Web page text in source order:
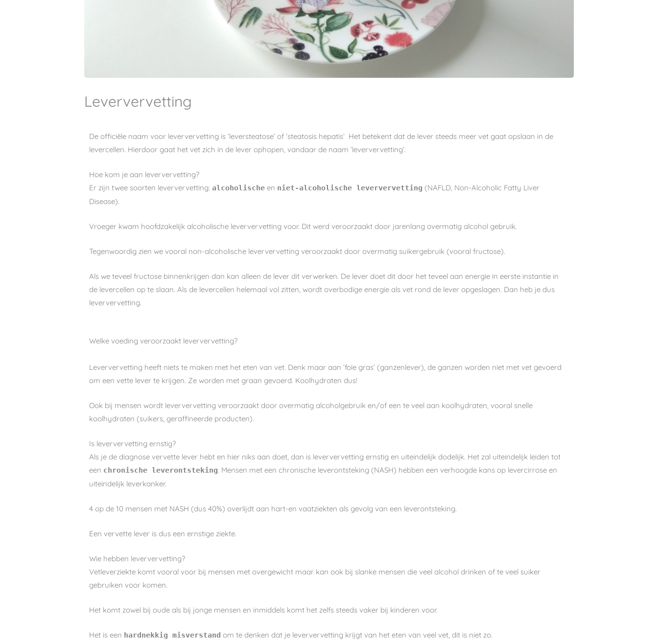
Leververvetting
De officiële naam voor leververvetting is ‘leversteatose’ of ‘steatosis hepatis’ Het betekent dat de lever steeds meer vet gaat opslaan in de
levercellen. Hierdoor gaat het vet zich in de lever ophopen, vandaar de naam ‘leververvetting’.
Hoe kom je aan leververvetting?
Er zijn twee soorten leververvetting:alcoholische en niet-alcoholische leververvetting (NAFLD, Non-Alcoholic Fatty Liver
Disease).
Vroeger kwam hoofdzakelijk alcoholische leververvetting voor. Dit werd veroorzaakt door jarenlang overmatig alcohol gebruik.
Tegenwoordig zien we vooral non-alcoholische leververvetting veroorzaakt door overmatig suikergebruik (vooral fructose).
Als we teveel fructose binnenkrijgen dan kan alleen de lever dit verwerken. De lever doet dit door het teveel aan energie in eerste instantie in
de levercellen op te slaan. Als de levercellen helemaal vol zitten, wordt overbodige energie als vet rond de lever opgeslagen. Dan heb je dus
leververvetting.
Welke voeding veroorzaakt leververvetting?
Leververvetting heeft niets te maken met het eten van vet. Denk maar aan ‘foie gras’ (ganzenlever), de ganzen worden niet met vet gevoerd
om een vette lever te krijgen. Ze worden met graan gevoerd. Koolhydraten dus!
Ook bij mensen wordt leververvetting veroorzaakt door overmatig alcoholgebruik en/of een te veel aan koolhydraten, vooral snelle
koolhydraten (suikers, geraffineerde producten).
Is leververvetting ernstig?
Als je de diagnose vervette lever hebt en hier niks aan doet, dan is leververvetting ernstig en uiteindelijk dodelijk. Het zal uiteindelijk leiden tot
een chronische leverontsteking. Mensen met een chronische leverontsteking (NASH) hebben een verhoogde kans op levercirrose en
uiteindelijk leverkanker.
4 op de 10 mensen met NASH (dus 40%) overlijdt aan hart-en vaatziekten als gevolg van een leverontsteking.
Een vervette lever is dus een ernstige ziekte.
Wie hebben leververvetting?
Vetleverziekte komt vooral voor bij mensen met overgewicht maar kan ook bij slanke mensen die veel alcohol drinken of te veel suiker
gebruiken voor komen.
Het komt zowel bij oude als bij jonge mensen en inmiddels komt het zelfs steeds vaker bij kinderen voor.
Het is een hardnekkig misverstand om te denken dat je leververvetting krijgt van het eten van veel vet, dit is niet zo.